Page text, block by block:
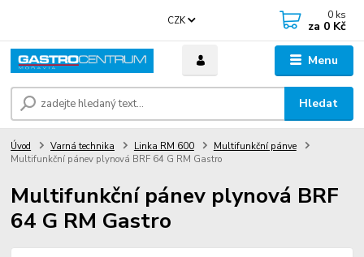
Menu
CZK
Hledat
0 ks
za 0 Kč
Úvod Varná technika Linka RM 600
Multifunkční pánve
Multifunkční pánev plynová BRF 64 G RM Gastro
Multifunkční pánev plynová BRF
64 G RM Gastro